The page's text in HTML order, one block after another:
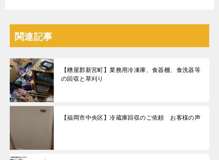
関連記事
【糟屋郡新宮町】業務用冷凍庫、食器棚、食洗器等
の回収と草刈り
【福岡市中央区】冷蔵庫回収のご依頼 お客様の声